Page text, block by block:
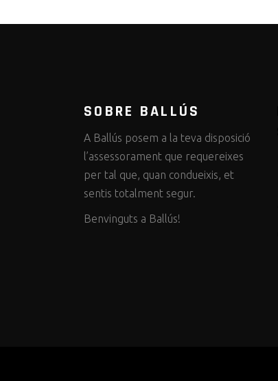
SOBRE BALLÚS
A Ballús posem a la teva disposició
l’assessorament que requereixes
per tal que, quan condueixis, et
sentis totalment segur.
Benvinguts a Ballús!